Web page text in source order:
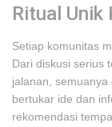
Ritual
Setiap komunitas
Dari diskusi serius
jalanan,
bertukar ide dan
rekomendasi